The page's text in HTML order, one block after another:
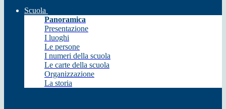
Scuola
Panoramica
Presentazione
I luoghi
Le persone
I numeri della scuola
Le carte della scuola
Organizzazione
La storia